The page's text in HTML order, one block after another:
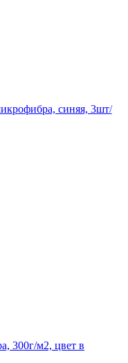
синяя, 3шт/
300г/м2, цвет в